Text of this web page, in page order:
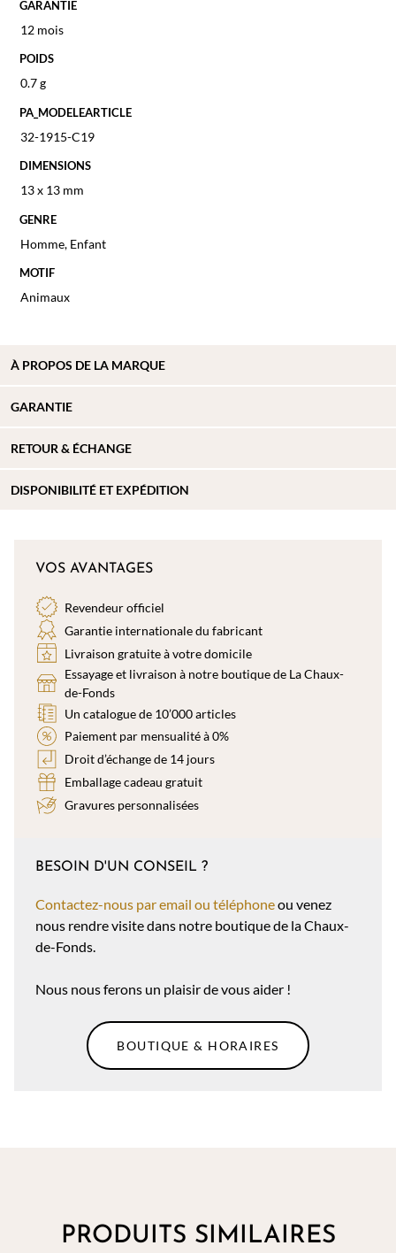
GARANTIE
12 mois
POIDS
0.7 g
PA_MODELEARTICLE
32-1915-C19
DIMENSIONS
13 x 13 mm
GENRE
Homme, Enfant
MOTIF
Animaux
À PROPOS DE LA MARQUE
GARANTIE
RETOUR & ÉCHANGE
DISPONIBILITÉ ET EXPÉDITION
VOS AVANTAGES
Revendeur officiel
Garantie internationale du fabricant
Livraison gratuite à votre domicile
Essayage et livraison à notre boutique de La Chaux-
de-Fonds
Un catalogue de 10’000 articles
Paiement par mensualité à 0%
Droit d’échange de 14 jours
Emballage cadeau gratuit
Gravures personnalisées
BESOIN D'UN CONSEIL ?
Contactez-nous par email ou téléphoneou venez
nous rendre visite dans notre boutique de la Chaux-
de-Fonds.
Nous nous ferons un plaisir de vous aider !
BOUTIQUE & HORAIRES
PRODUITS SIMILAIRES